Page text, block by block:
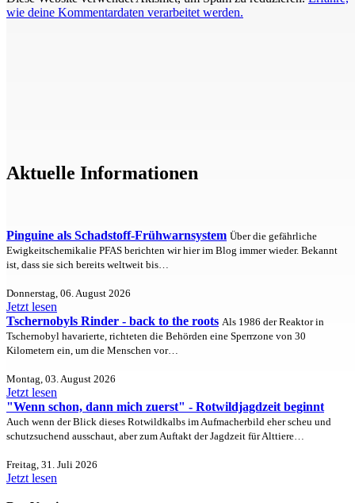
wie deine Kommentardaten verarbeitet werden.
Aktuelle Informationen
Pinguine als Schadstoff-Frühwarnsystem Über die gefährliche
Ewigkeitschemikalie PFAS berichten wir hier im Blog immer wieder. Bekannt
ist, dass sie sich bereits weltweit bis…
Donnerstag, 06. August 2026
Jetzt lesen
Tschernobyls Rinder - back to the roots Als 1986 der Reaktor in
Tschernobyl havarierte, richteten die Behörden eine Sperrzone von 30
Kilometern ein, um die Menschen vor…
Montag, 03. August 2026
Jetzt lesen
"Wenn schon, dann mich zuerst" - Rotwildjagdzeit beginnt
Auch wenn der Blick dieses Rotwildkalbs im Aufmacherbild eher scheu und
schutzsuchend ausschaut, aber zum Auftakt der Jagdzeit für Alttiere…
Freitag, 31. Juli 2026
Jetzt lesen